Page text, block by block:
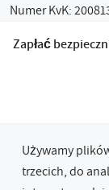
Numer KvK:
Zapłać
Używamy
trzecich, do